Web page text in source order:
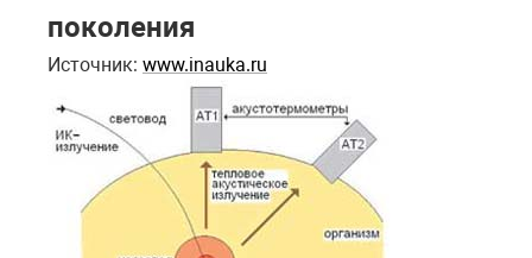
поколения
Источник: www.inauka.ru